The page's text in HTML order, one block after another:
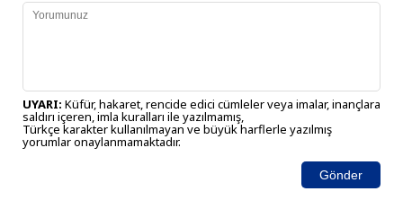
UYARI: Küfür, hakaret, rencide edici cümleler veya imalar, inançlara
saldırı içeren, imla kuralları ile yazılmamış,
Türkçe karakter kullanılmayan ve büyük harflerle yazılmış
yorumlar onaylanmamaktadır.
Gönder